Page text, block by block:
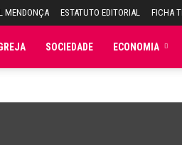
MENDONÇA ESTATUTO EDITORIAL FICHA
SOCIEDADE ECONOMIA